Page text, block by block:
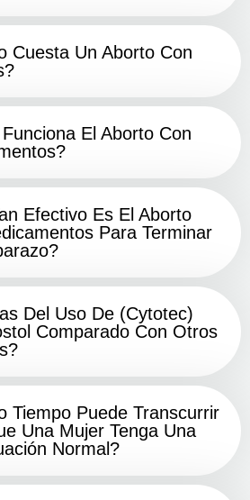
Cuesta Un Aborto Con
El Aborto Con
Efectivo Es El Aborto
Para Terminar
Del Uso De (Cytotec)
Comparado Con Otros
Tiempo Puede Transcurrir
Una Mujer Tenga Una
Normal?